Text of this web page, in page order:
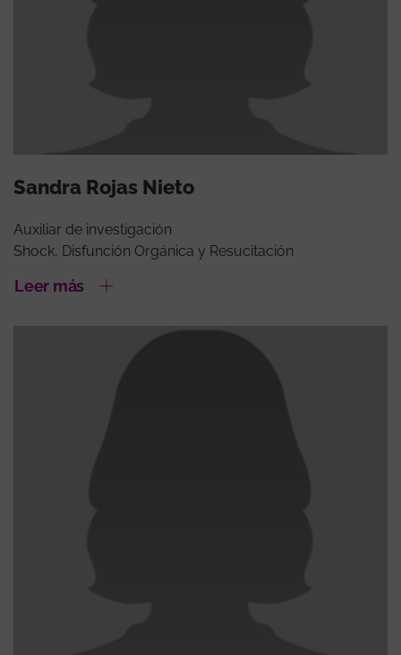
Sandra Rojas Nieto
Auxiliar de investigación
Shock, Disfunción Orgánica y Resucitación
Leer más